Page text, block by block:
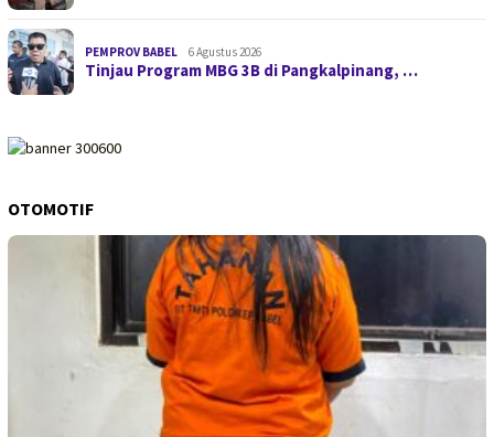
PEMPROV BABEL 6 Agustus 2026
Tinjau Program MBG 3B di Pangkalpinang, …
OTOMOTIF